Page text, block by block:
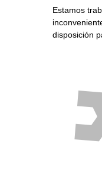
Estamos
disposición